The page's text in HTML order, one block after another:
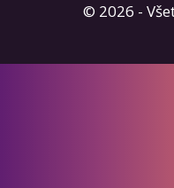
© 2026 -